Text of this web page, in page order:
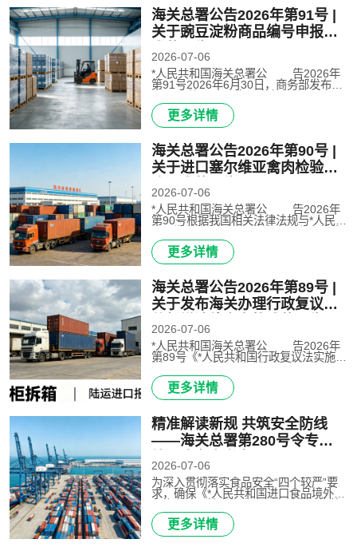
海关总署公告2026年第91号 |
关于豌豆淀粉商品编号申报要
2026-07-06
*人民共和国海关总署公 告2026年
第91号2026年6月30日，商务部发布
1日起，采用保证金形式对原产于加拿
大的进口豌豆淀粉实施临时反倾销措
施，同时明确了实施临时反倾销措施..
更多详情
海关总署公告2026年第90号 |
关于进口塞尔维亚禽肉检验检
疫要求的公告
2026-07-06
*人民共和国海关总署公 告2026年
第90号根据我国相关法律法规与*人民共
亚共和国农业、林业和水利部（以下称
塞方）有关输华禽肉的检验检疫要求规
定，即日起，允许符合相关..
更多详情
海关总署公告2026年第89号 |
关于发布海关办理行政复议案
件新增法律文书格式的公告
2026-07-06
*人民共和国海关总署公 告2026年
第89号《*人民共和国行政复议法实施条
月1日施行。根据《条例》规定，现在
海关总署公告2024年第6号（关于调整
发布海关办理行政复议案件法律..
更多详情
精准解读新规 共筑安全防线
——海关总署第280号令专项
2026-07-06
为深入贯彻落实食品安全“四个较严”要
求，确保《*人民共和国进口食品境外生
280号）及配套的海关总署2026年第27
号公告顺利实施，在总署食安局指导
下，中国进出境生物安全研究会..
更多详情